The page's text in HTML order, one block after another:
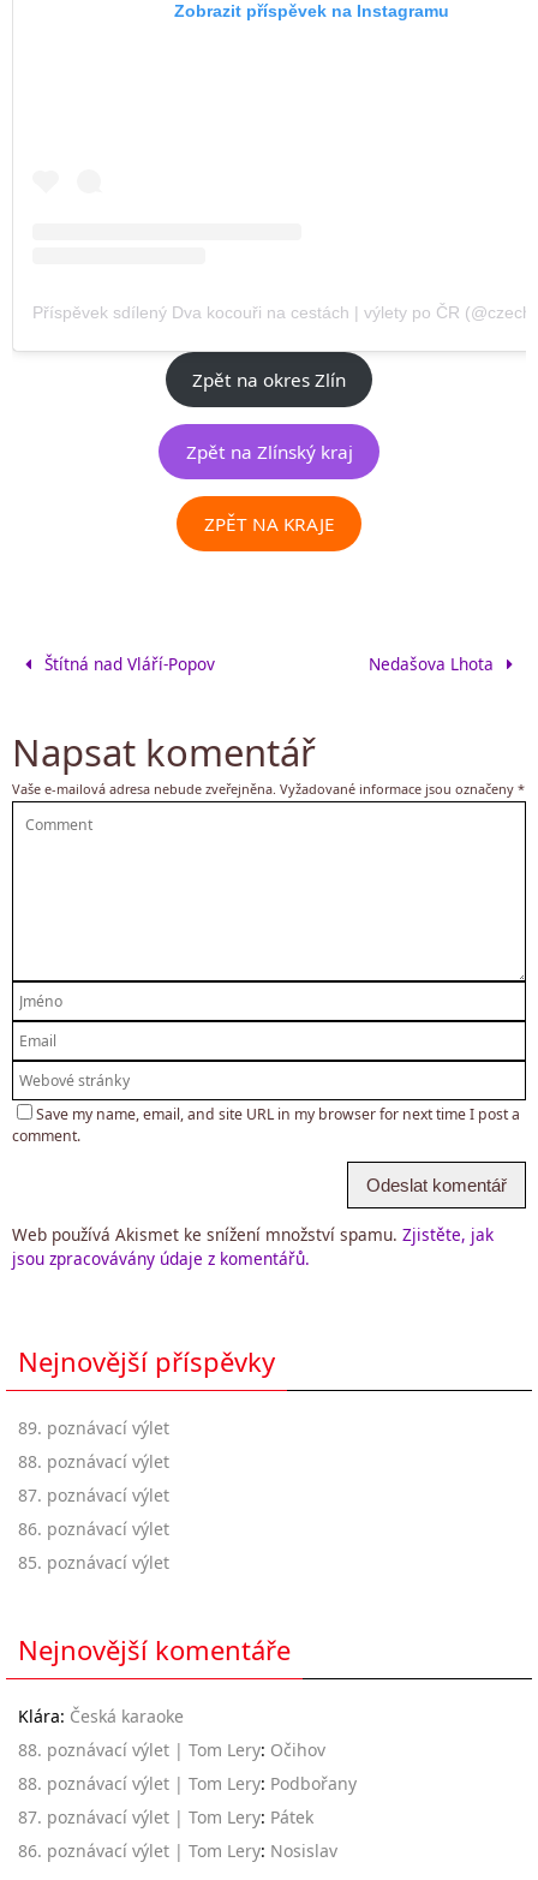
Zobrazit příspěvek na Instagramu
Příspěvek sdílený Dva kocouři na cestách | výlety po ČR
Zpět na okres Zlín
Zpět na Zlínský kraj
ZPĚT NA KRAJE
Štítná nad Vláří-Popov Nedašova Lhota
Napsat komentář
Vaše e-mailová adresa nebude zveřejněna. Vyžadované informace jsou označeny *
Save my name, email, and site URL in my browser for next time I post a
comment.
Web používá Akismet ke snížení množství spamu. Zjistěte, jak
jsou zpracovávány údaje z komentářů.
Nejnovější příspěvky
89. poznávací výlet
88. poznávací výlet
87. poznávací výlet
86. poznávací výlet
85. poznávací výlet
Nejnovější komentáře
Klára: Česká karaoke
88. poznávací výlet | Tom Lery: Očihov
88. poznávací výlet | Tom Lery: Podbořany
87. poznávací výlet | Tom Lery: Pátek
86. poznávací výlet | Tom Lery: Nosislav